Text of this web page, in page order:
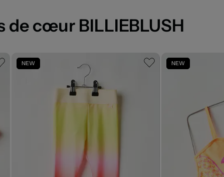
de cœur BILLIEBLUSH
NEW NEW